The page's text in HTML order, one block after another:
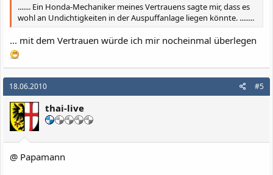
....... Ein Honda-Mechaniker meines Vertrauens sagte mir, dass es
wohl an Undichtigkeiten in der Auspuffanlage liegen könnte. ........
... mit dem Vertrauen würde ich mir nocheinmal überlegen
18.06.2010 #5
thai-live
@ Papamann